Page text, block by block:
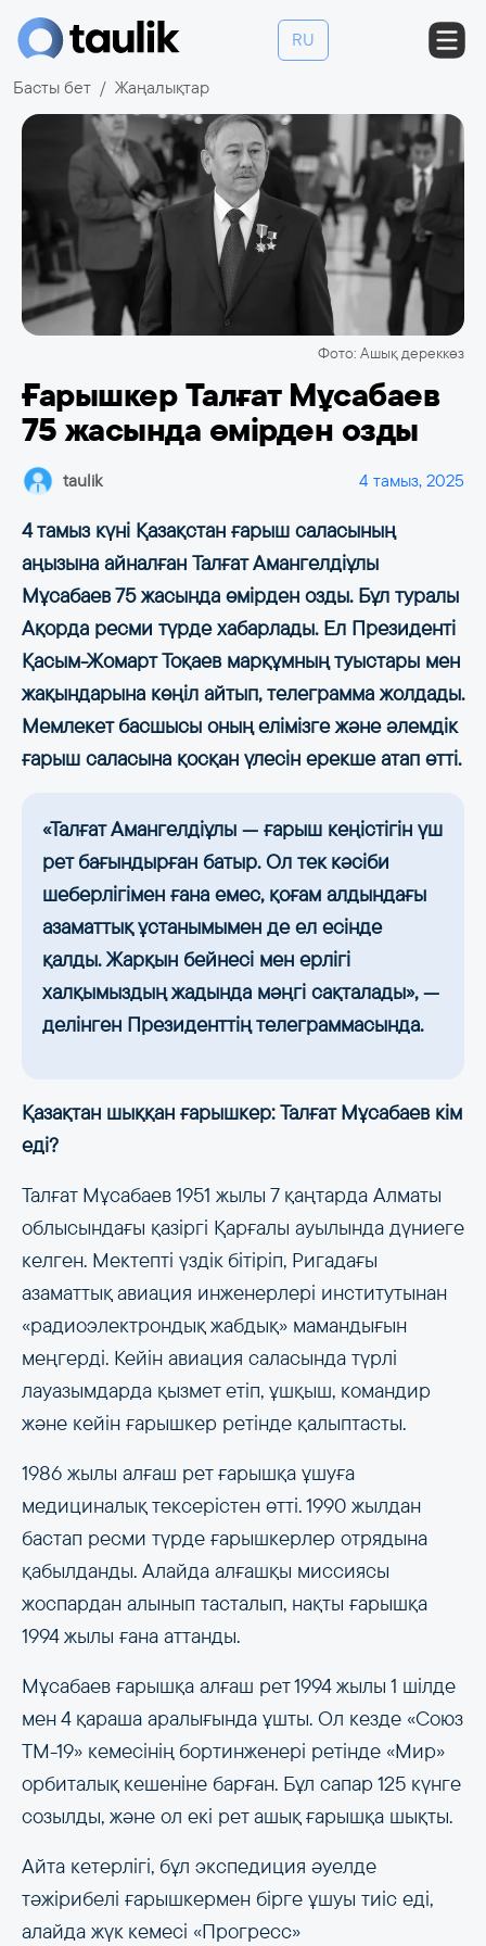
RU
Басты бет Жаңалықтар
Фото: Ашық дереккөз
Ғарышкер Талғат Мұсабаев
75 жасында өмірден озды
taulik 4 тамыз, 2025
4 тамыз күні Қазақстан ғарыш саласының
аңызына айналған Талғат Амангелдіұлы
Мұсабаев 75 жасында өмірден озды. Бұл туралы
Ақорда ресми түрде хабарлады. Ел Президенті
Қасым-Жомарт Тоқаев марқұмның туыстары мен
жақындарына көңіл айтып, телеграмма жолдады.
Мемлекет басшысы оның елімізге және әлемдік
ғарыш саласына қосқан үлесін ерекше атап өтті.
«Талғат Амангелдіұлы — ғарыш кеңістігін үш
рет бағындырған батыр. Ол тек кәсіби
шеберлігімен ғана емес, қоғам алдындағы
азаматтық ұстанымымен де ел есінде
қалды. Жарқын бейнесі мен ерлігі
халқымыздың жадында мәңгі сақталады», —
делінген Президенттің телеграммасында.
Қазақтан шыққан ғарышкер: Талғат Мұсабаев кім
еді?
Талғат Мұсабаев 1951 жылы 7 қаңтарда Алматы
облысындағы қазіргі Қарғалы ауылында дүниеге
келген. Мектепті үздік бітіріп, Ригадағы
азаматтық авиация инженерлері институтынан
«радиоэлектрондық жабдық» мамандығын
меңгерді. Кейін авиация саласында түрлі
лауазымдарда қызмет етіп, ұшқыш, командир
және кейін ғарышкер ретінде қалыптасты.
1986 жылы алғаш рет ғарышқа ұшуға
медициналық тексерістен өтті. 1990 жылдан
бастап ресми түрде ғарышкерлер отрядына
қабылданды. Алайда алғашқы миссиясы
жоспардан алынып тасталып, нақты ғарышқа
1994 жылы ғана аттанды.
Мұсабаев ғарышқа алғаш рет 1994 жылы 1 шілде
мен 4 қараша аралығында ұшты. Ол кезде «Союз
ТМ-19» кемесінің бортинженері ретінде «Мир»
орбиталық кешеніне барған. Бұл сапар 125 күнге
созылды, және ол екі рет ашық ғарышқа шықты.
Айта кетерлігі, бұл экспедиция әуелде
тәжірибелі ғарышкермен бірге ұшуы тиіс еді,
алайда жүк кемесі «Прогресс»